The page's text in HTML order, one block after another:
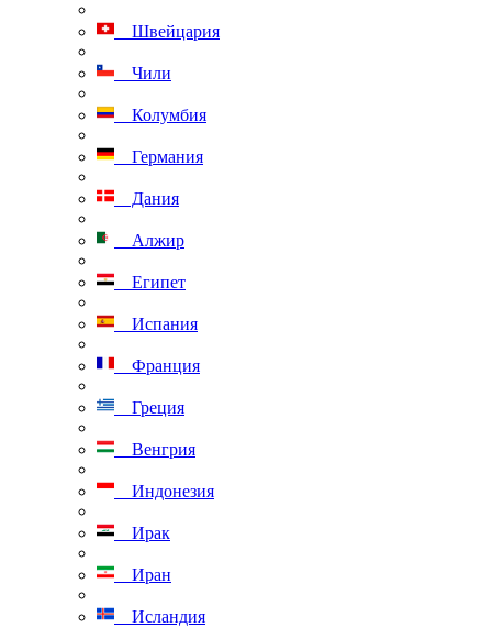
Швейцария
Чили
Колумбия
Германия
Дания
Алжир
Египет
Испания
Франция
Греция
Венгрия
Индонезия
Ирак
Иран
Исландия